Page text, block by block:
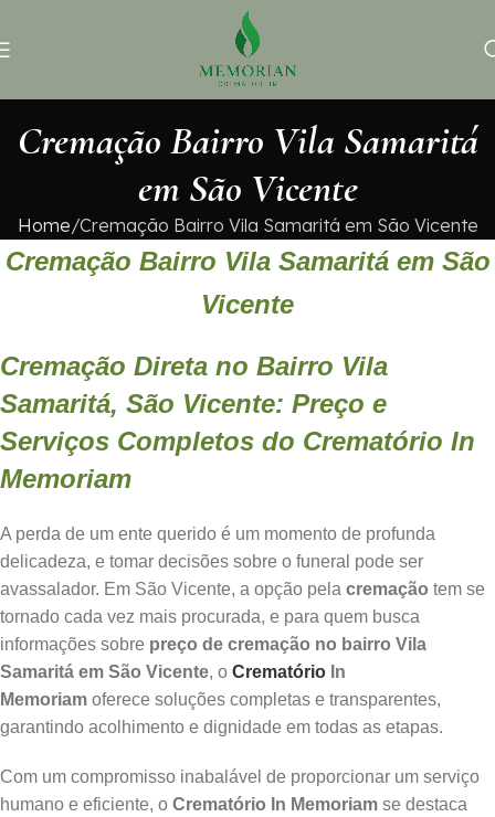
Cremação Bairro Vila Samaritá
em São Vicente
Home Cremação Bairro Vila Samaritá em São Vicente
Cremação Bairro Vila Samaritá em São
Vicente
Cremação Direta no Bairro Vila
Samaritá, São Vicente: Preço e
Serviços Completos do Crematório In
Memoriam
A perda de um ente querido é um momento de profunda
delicadeza, e tomar decisões sobre o funeral pode ser
avassalador. Em São Vicente, a opção pela cremação tem se
tornado cada vez mais procurada, e para quem busca
informações sobre preço de cremação no bairro Vila
Samaritá em São Vicente, o Crematório In
Memoriam oferece soluções completas e transparentes,
garantindo acolhimento e dignidade em todas as etapas.
Com um compromisso inabalável de proporcionar um serviço
humano e eficiente, o Crematório In Memoriam se destaca